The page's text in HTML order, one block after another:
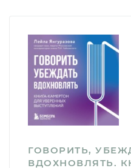
ГОВОРИТЬ,
ВДОХНОВЛЯТЬ.